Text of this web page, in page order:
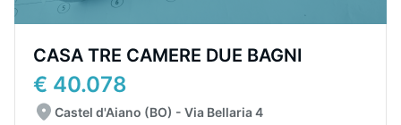
CASA TRE CAMERE DUE BAGNI
€ 40.078
Castel d'Aiano (BO) - Via Bellaria 4